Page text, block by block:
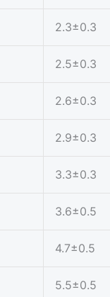
2.3±0.3
2.5±0.3
2.6±0.3
2.9±0.3
3.3±0.3
3.6±0.5
4.7±0.5
5.5±0.5